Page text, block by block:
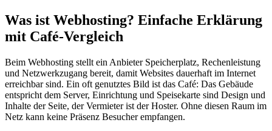
Was ist Webhosting? Einfache Erklärung
mit Café-Vergleich
Beim Webhosting stellt ein Anbieter Speicherplatz, Rechenleistung
und Netzwerkzugang bereit, damit Websites dauerhaft im Internet
erreichbar sind. Ein oft genutztes Bild ist das Café: Das Gebäude
entspricht dem Server, Einrichtung und Speisekarte sind Design und
Inhalte der Seite, der Vermieter ist der Hoster. Ohne diesen Raum im
Netz kann keine Präsenz Besucher empfangen.